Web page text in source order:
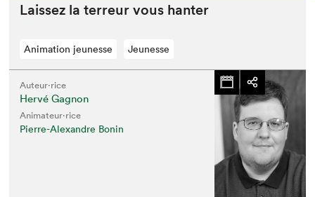
Lais­sez la ter­reur vous hanter
Animation jeunesse Jeunesse
Auteur·rice
Hervé Gagnon
Animateur⋅rice
Pierre-Alexandre Bonin